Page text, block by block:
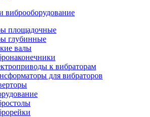
виброоборудование
площадочные
глубинные
валы
к вибраторам
для вибраторов